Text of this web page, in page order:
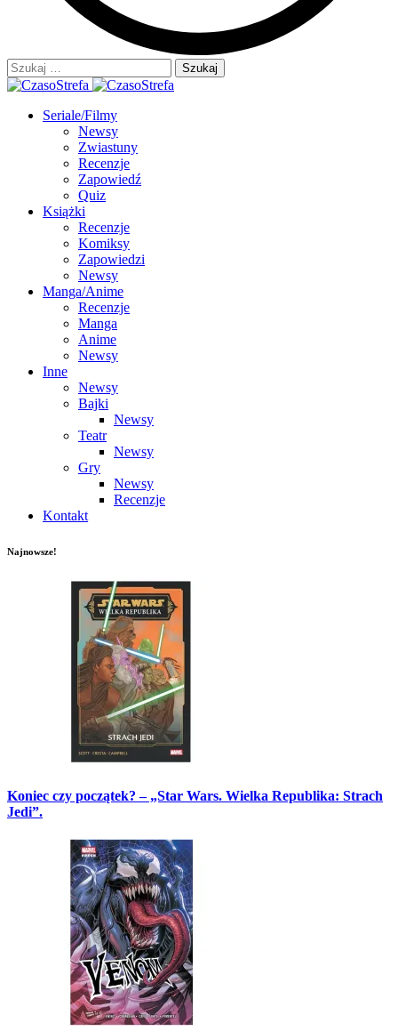
Szukaj:
Seriale/Filmy
Newsy
Zwiastuny
Recenzje
Zapowiedź
Quiz
Książki
Recenzje
Komiksy
Zapowiedzi
Newsy
Manga/Anime
Recenzje
Manga
Anime
Newsy
Inne
Newsy
Bajki
Newsy
Teatr
Newsy
Gry
Newsy
Recenzje
Kontakt
Najnowsze!
Koniec czy początek? – „Star Wars. Wielka Republika: Strach
Jedi”.